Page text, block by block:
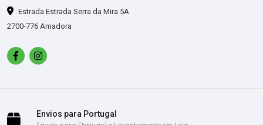
Estrada Estrada Serra da Mira 5A
2700-776 Amadora
Envios para Portugal